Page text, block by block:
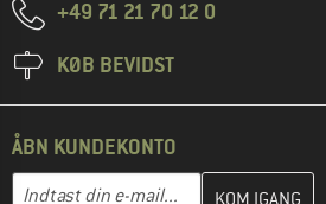
+49 71 21 70 12 0
KØB BEVIDST
ÅBN KUNDEKONTO
E-mail-adresse
Indtast din e-mailadresse her, og